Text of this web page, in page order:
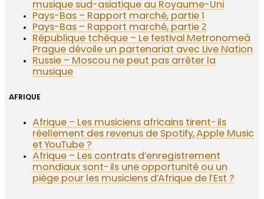
musique sud-asiatique au Royaume-Uni
Pays-Bas – Rapport marché, partie 1
Pays-Bas – Rapport marché, partie 2
République tchèque – Le festival Metronomeà
Prague dévoile un partenariat avec Live Nation
Russie – Moscou ne peut pas arrêter la
musique
AFRIQUE
Afrique – Les musiciens africains tirent-ils
réellement des revenus de Spotify, Apple Music
et YouTube ?
Afrique – Les contrats d’enregistrement
mondiaux sont-ils une opportunité ou un
piège pour les musiciens d’Afrique de l’Est ?